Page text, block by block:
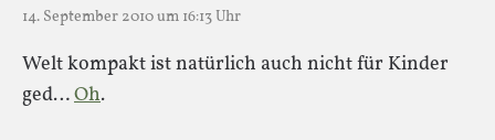
14. September 2010 um 16:13 Uhr
Welt kompakt ist natürlich auch nicht für Kinder
ged…Oh.